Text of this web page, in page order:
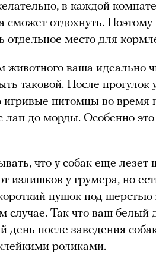
в каждой
сможет отдохнуть.
отдельное место для
животного ваша идеально
таковой. После прогулок
игривые питомцы во время
лап до морды. Особенно это
что у собак еще лезет
излишков у грумера, но
пушок под шерстью
случае. Так что ваш белый
день после заведения
роликами.